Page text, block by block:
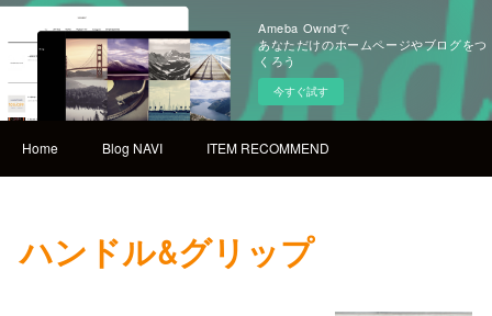
Ameba Owndで
あなただけのホームページやブログをつ
くろう
今すぐ試す
Home Blog NAVI ITEM RECOMMEND
ハンドル&グリップ